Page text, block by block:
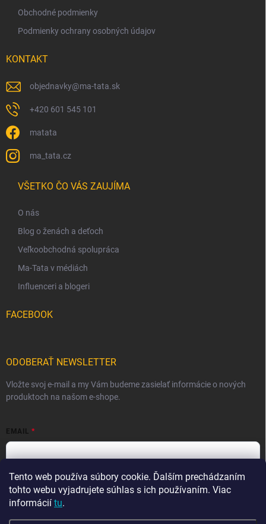
Tento web používa súbory cookie. Ďalším prechádzaním
tohto webu vyjadrujete súhlas s ich používaním. Viac
informácií tu.
Obchodné podmienky
Podmienky ochrany osobných údajov
KONTAKT
objednavky@ma-tata.sk
+420 601 545 101
matata
ma_tata.cz
VŠETKO ČO VÁS ZAUJÍMA
O nás
Blog o ženách a deťoch
Veľkoobchodná spolupráca
Ma-Tata v médiách
Influenceri a blogeri
FACEBOOK
ODOBERAŤ NEWSLETTER
Vložte svoj e-mail a my Vám budeme zasielať informácie o nových
produktoch na našom e-shope.
EMAIL
Vložením e-mailu súhlasíte spodmienkami ochrany osobných
údajov
Prihlásiť sa